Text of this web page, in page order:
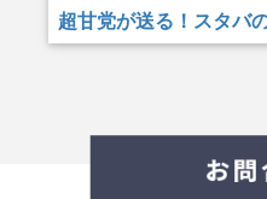
超甘党が送る！スタバ